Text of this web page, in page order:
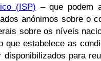
(ISP) – que podem
anónimos sobre o
sobre os níveis
que estabelece as
para